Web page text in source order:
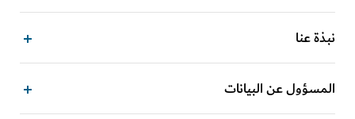
نبذة عنا
المسؤول عن البيانات